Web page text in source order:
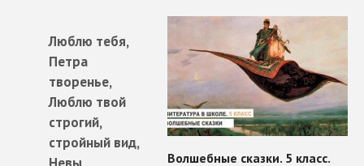
Люблю тебя,
Петра
творенье,
Люблю твой
строгий,
стройный вид,